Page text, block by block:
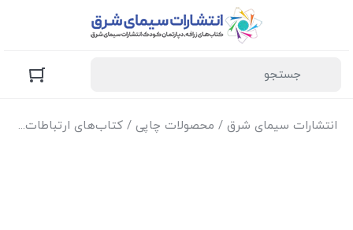
انتشارات سیمای شرق / محصولات چاپی / کتاب‌های ارتباطات/